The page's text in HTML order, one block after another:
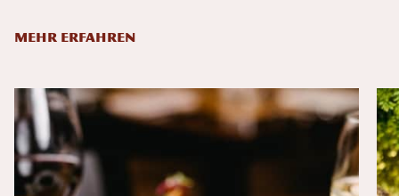
MEHR ERFAHREN